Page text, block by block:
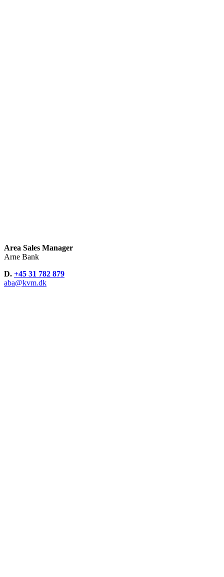
Area Sales Manager
Arne Bank
D. +45 31 782 879
aba@kvm.dk